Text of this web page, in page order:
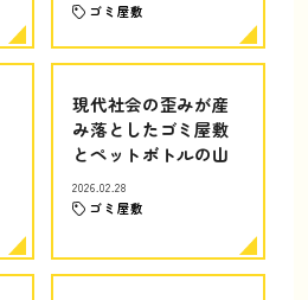
ゴミ屋敷
現代社会の歪みが産
み落としたゴミ屋敷
とペットボトルの山
2026.02.28
ゴミ屋敷